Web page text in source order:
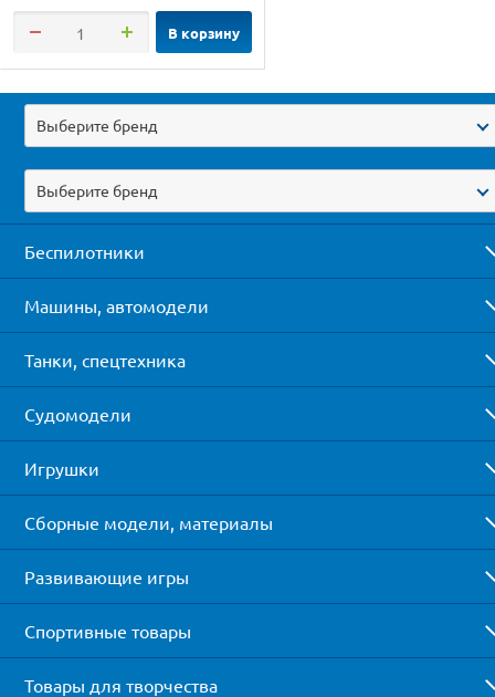
В корзину
Выберите бренд
Выберите бренд
Беспилотники
Машины, автомодели
Танки, спецтехника
Судомодели
Игрушки
Сборные модели, материалы
Развивающие игры
Спортивные товары
Товары для творчества